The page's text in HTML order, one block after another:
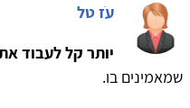
עֹז טל
יותר קל לעבוד
שמאמינים בו.